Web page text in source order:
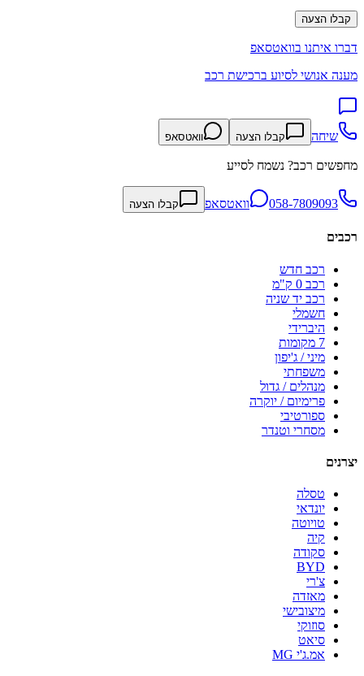
קבלו הצעה
דברו איתנו בוואטסאפ
מענה אנושי לסיוע ברכישת רכב
שיחה קבלו הצעה וואטסאפ
מחפשים רכב? נשמח לסייע
058-7809093 וואטסאפ קבלו הצעה
רכבים
רכב חדש
רכב 0 ק"מ
רכב יד שניה
חשמלי
היברידי
7 מקומות
מיני / ג'יפון
משפחתי
מנהלים / גדול
פרימיום / יוקרה
ספורטיבי
מסחרי וטנדר
יצרנים
טסלה
יונדאי
טויוטה
קיה
סקודה
BYD
צ'רי
מאזדה
מיצובישי
סוזוקי
סיאט
אמ.ג'י MG